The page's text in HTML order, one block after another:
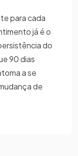
para cada
já é o
do
90 dias
a se
de